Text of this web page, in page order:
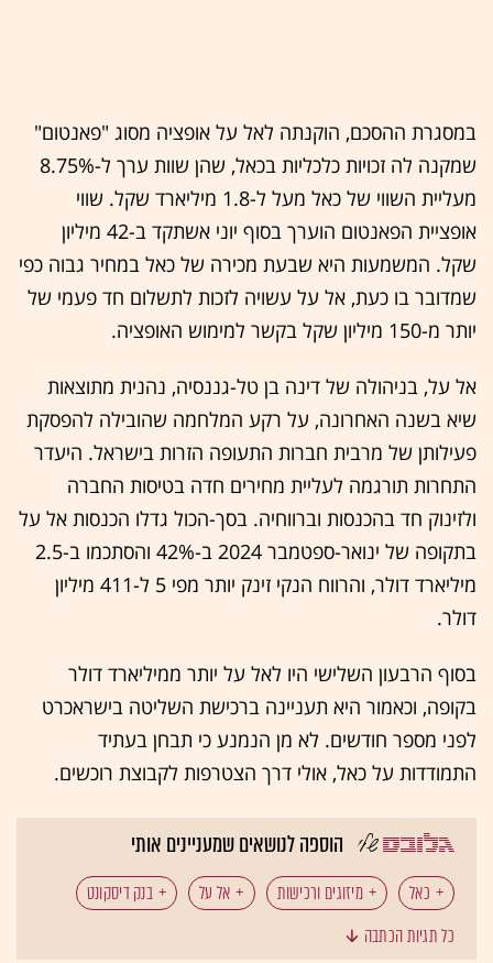
במסגרת ההסכם, הוקנתה לאל על אופציה מסוג "פאנטום"
שמקנה לה זכויות כלכליות בכאל, שהן שוות ערך ל-8.75%
מעליית השווי של כאל מעל ל-1.8 מיליארד שקל. שווי
אופציית הפאנטום הוערך בסוף יוני אשתקד ב-42 מיליון
שקל. המשמעות היא שבעת מכירה של כאל במחיר גבוה כפי
שמדובר בו כעת, אל על עשויה לזכות לתשלום חד פעמי של
יותר מ-150 מיליון שקל בקשר למימוש האופציה.
אל על, בניהולה של דינה בן טל-גננסיה, נהנית מתוצאות
שיא בשנה האחרונה, על רקע המלחמה שהובילה להפסקת
פעילותן של מרבית חברות התעופה הזרות בישראל. היעדר
התחרות תורגמה לעליית מחירים חדה בטיסות החברה
ולזינוק חד בהכנסות וברווחיה. בסך-הכול גדלו הכנסות אל על
בתקופה של ינואר-ספטמבר 2024 ב-42% והסתכמו ב-2.5
מיליארד דולר, והרווח הנקי זינק יותר מפי 5 ל-411 מיליון
דולר.
בסוף הרבעון השלישי היו לאל על יותר ממיליארד דולר
בקופה, וכאמור היא תעניינה ברכישת השליטה בישראכרט
לפני מספר חודשים. לא מן הנמנע כי תבחן בעתיד
התמודדות על כאל, אולי דרך הצטרפות לקבוצת רוכשים.
הוספה לנושאים שמעניינים אותי
כאל מיזוגים ורכישות אל על בנק דיסקונט
כל תגיות הכתבה